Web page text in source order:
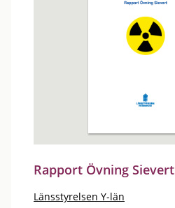
Rapport Övning Sievert
Länsstyrelsen Y-län